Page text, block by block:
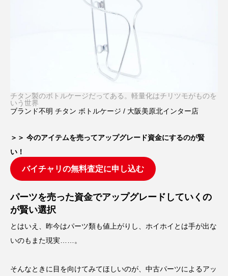
チタン製のボトルケージだってある。軽量化はチリツモがものを
いう世界
ブランド不明 チタン ボトルケージ / 大阪美原北インター店
＞＞ 今のアイテムを売ってアップグレード資金にするのが賢
い！
バイチャリの無料査定に申し込む
パーツを売った資金でアップグレードしていくの
が賢い選択
とはいえ、昨今はパーツ類も値上がりし、ホイホイとは手が出な
いのもまた現実……。
そんなときに目を向けてみてほしいのが、中古パーツによるアッ